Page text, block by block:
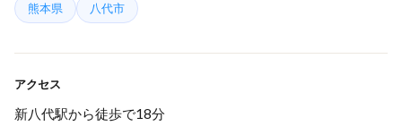
熊本県 八代市
アクセス
新八代駅から徒歩で18分